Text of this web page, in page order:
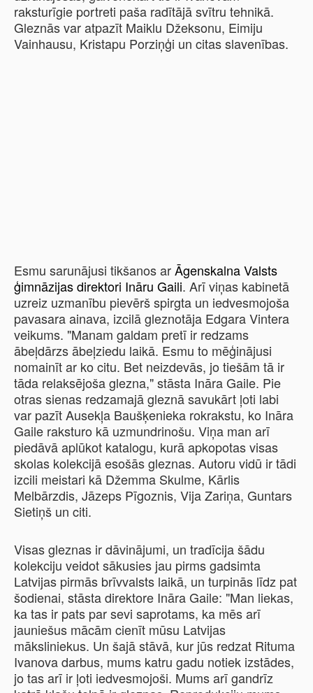
raksturīgie portreti paša radītājā svītru tehnikā.
Gleznās var atpazīt Maiklu Džeksonu, Eimiju
Vainhausu, Kristapu Porziņģi un citas slavenības.
Esmu sarunājusi tikšanos arĀgenskalna Valsts
ģimnāzijas direktori Ināru Gaili. Arī viņas kabinetā
uzreiz uzmanību pievērš spirgta un iedvesmojoša
pavasara ainava, izcilā gleznotāja Edgara Vintera
veikums. "Manam galdam pretī ir redzams
ābeļdārzs ābeļziedu laikā. Esmu to mēģinājusi
nomainīt ar ko citu. Bet neizdevās, jo tiešām tā ir
tāda relaksējoša glezna," stāsta Ināra Gaile. Pie
otras sienas redzamajā gleznā savukārt ļoti labi
var pazīt Ausekļa Baušķenieka rokrakstu, ko Ināra
Gaile raksturo kā uzmundrinošu. Viņa man arī
piedāvā aplūkot katalogu, kurā apkopotas visas
skolas kolekcijā esošās gleznas. Autoru vidū ir tādi
izcili meistari kā Džemma Skulme, Kārlis
Melbārzdis, Jāzeps Pīgoznis, Vija Zariņa, Guntars
Sietiņš un citi.
Visas gleznas ir dāvinājumi, un tradīcija šādu
kolekciju veidot sākusies jau pirms gadsimta
Latvijas pirmās brīvvalsts laikā, un turpinās līdz pat
šodienai, stāsta direktore Ināra Gaile: "Man liekas,
ka tas ir pats par sevi saprotams, ka mēs arī
jauniešus mācām cienīt mūsu Latvijas
māksliniekus. Un šajā stāvā, kur jūs redzat Rituma
Ivanova darbus, mums katru gadu notiek izstādes,
jo tas arī ir ļoti iedvesmojoši. Mums arī gandrīz